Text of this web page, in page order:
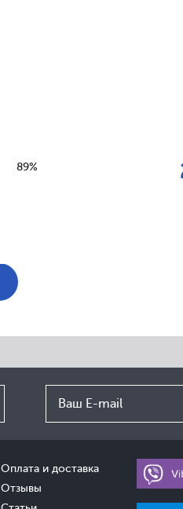
89%
Оплата и доставка
Отзывы